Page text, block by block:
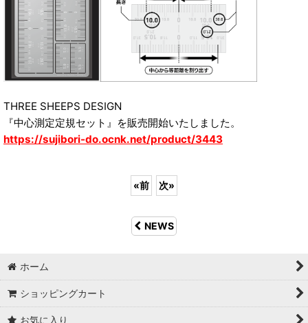
THREE SHEEPS DESIGN
『中心測定定規セット』を販売開始いたしました。
https://sujibori-do.ocnk.net/product/3443
«前 次»
NEWS
ホーム
ショッピングカート
お気に入り